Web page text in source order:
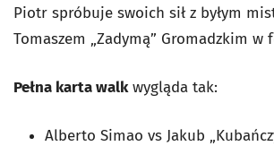
Piotr spróbuje swoich sił z byłym
Tomaszem „Zadymą” Gromadzkim w
Pełna karta walkwygląda tak:
Alberto Simao vs Jakub